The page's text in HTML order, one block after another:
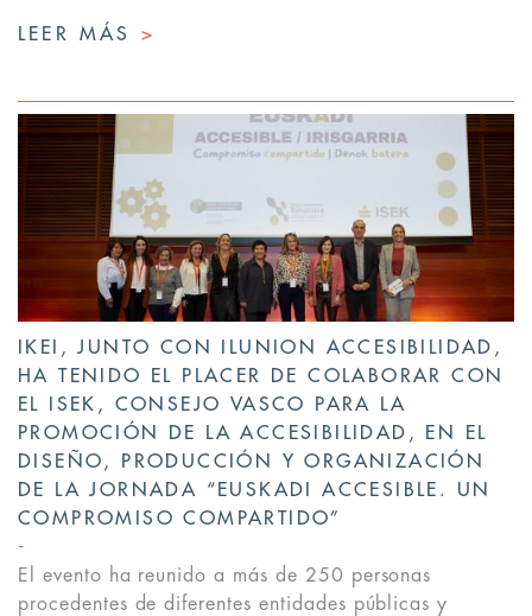
LEER MÁS >
IKEI, JUNTO CON ILUNION ACCESIBILIDAD,
HA TENIDO EL PLACER DE COLABORAR CON
EL ISEK, CONSEJO VASCO PARA LA
PROMOCIÓN DE LA ACCESIBILIDAD, EN EL
DISEÑO, PRODUCCIÓN Y ORGANIZACIÓN
DE LA JORNADA “EUSKADI ACCESIBLE. UN
COMPROMISO COMPARTIDO”
El evento ha reunido a más de 250 personas
procedentes de diferentes entidades públicas y